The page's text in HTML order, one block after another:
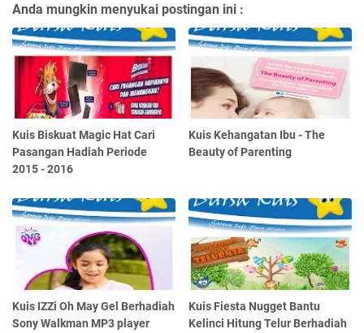
Anda mungkin menyukai postingan ini :
Kuis Biskuat Magic Hat Cari
Pasangan Hadiah Periode
2015 - 2016
Kuis Kehangatan Ibu - The
Beauty of Parenting
Kuis IZZi Oh May Gel Berhadiah
Sony Walkman MP3 player
Kuis Fiesta Nugget Bantu
Kelinci Hitung Telur Berhadiah